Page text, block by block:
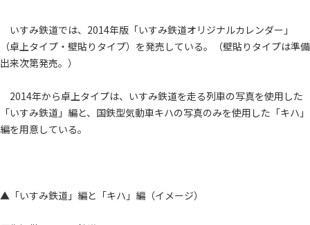
いすみ鉄道では、2014年版「いすみ鉄道オリジナルカレンダー」
（卓上タイプ・壁貼りタイプ）を発売している。（壁貼りタイプは準備
出来次第発売。）
2014年から卓上タイプは、いすみ鉄道を走る列車の写真を使用した
「いすみ鉄道」編と、国鉄型気動車キハの写真のみを使用した「キハ」
編を用意している。
▲「いすみ鉄道」編と「キハ」編（イメージ）